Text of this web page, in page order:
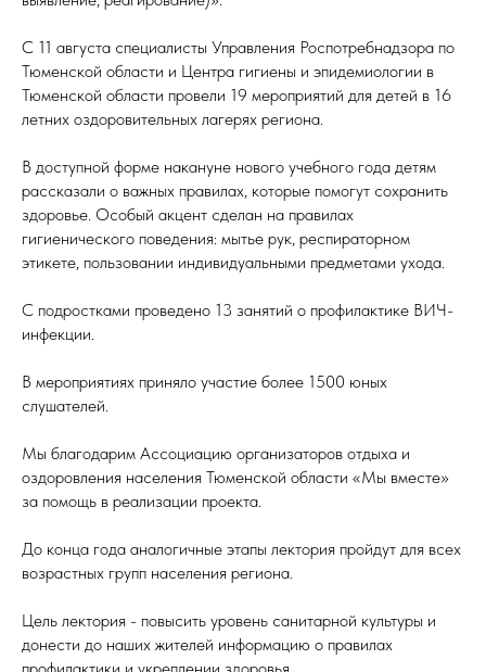
С 11 августа специалисты Управления Роспотребнадзора по
Тюменской области и Центра гигиены и эпидемиологии в
Тюменской области провели 19 мероприятий для детей в 16
летних оздоровительных лагерях региона.
В доступной форме накануне нового учебного года детям
рассказали о важных правилах, которые помогут сохранить
здоровье. Особый акцент сделан на правилах
гигиенического поведения: мытье рук, респираторном
этикете, пользовании индивидуальными предметами ухода.
С подростками проведено 13 занятий о профилактике ВИЧ-
инфекции.
В мероприятиях приняло участие более 1500 юных
слушателей.
Мы благодарим Ассоциацию организаторов отдыха и
оздоровления населения Тюменской области «Мы вместе»
за помощь в реализации проекта.
До конца года аналогичные этапы лектория пройдут для всех
возрастных групп населения региона.
Цель лектория - повысить уровень санитарной культуры и
донести до наших жителей информацию о правилах